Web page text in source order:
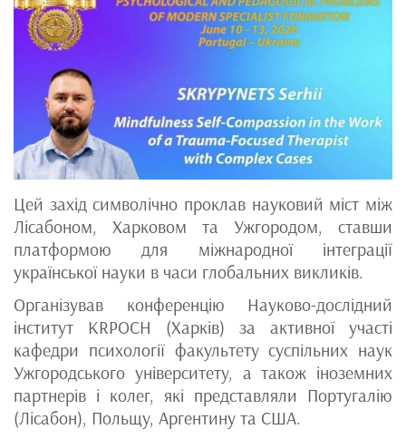
Цей захід символічно проклав науковий міст між
Лісабоном, Харковом та Ужгородом, ставши
платформою для міжнародної інтеграції
української науки в часи глобальних викликів.
Організував конференцію Науково-дослідний
інститут KRPOCH (Харків) за активної участі
кафедри психології факультету суспільних наук
Ужгородського університету, а також іноземних
партнерів і колег, які представляли Португалію
(Лісабон), Польщу, Аргентину та США.